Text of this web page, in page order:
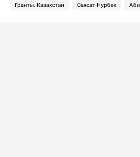
Гранты. Казахстан Саясат Нурбек